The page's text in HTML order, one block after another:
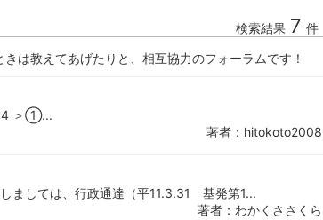
検索結果 7 件
は教えてあげたりと、相互協力のフォーラムです！
＞①...
著者：hitokoto2008
ましては、行政通達（平11.3.31 基発第1...
著者：わかくささくら